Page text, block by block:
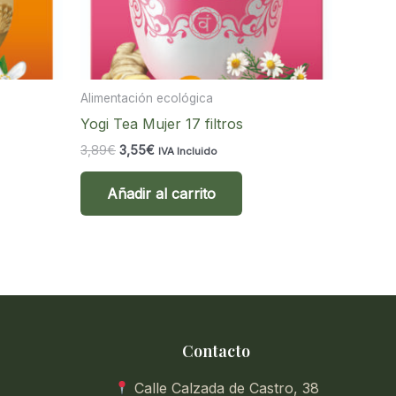
Alimentación ecológica
Yogi Tea Mujer 17 filtros
3,89€ El
era:
3,89€.
3,55€El
es:
3,55€.
IVA Incluido
Añadir al carrito
Contacto
Calle Calzada de Castro, 38